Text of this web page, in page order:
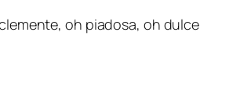
oh piadosa, oh dulce